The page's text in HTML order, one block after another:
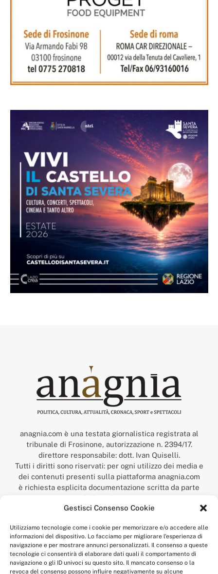
Gestisci Consenso Cookie
Utilizziamo tecnologie come i cookie per memorizzare e/o accedere alle
informazioni del dispositivo. Lo facciamo per migliorare l'esperienza di
navigazione e per mostrare annunci personalizzati. Il consenso a queste
tecnologie ci consentirà di elaborare dati quali il comportamento di
navigazione o gli ID univoci su questo sito. Il mancato consenso o la
revoca del consenso possono influire negativamente su alcune
anagnia.com è una testata giornalistica registrata al
tribunale di Frosinone, autorizzazione n. 2394/17.
direttore responsabile: dott. Ivan Quiselli.
Tutti i diritti sono riservati: per ogni utilizzo dei media e
dei contenuti presenti sulla piattaforma anagnia.com
è richiesta esplicita documentazione scritta da parte
della redazione.
“Anagnia” è un marchio registrato presso l’Ufficio Italiano
Economico,
num. registrazione: 302017000014044 del 9 febbraio 2017.
Per contatti:redazione@anagnia.com